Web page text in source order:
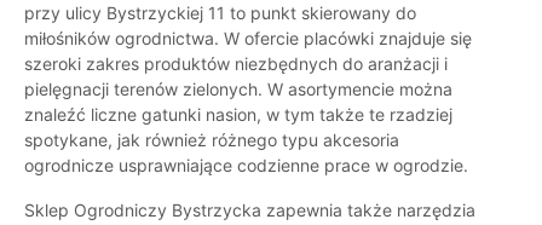
przy ulicy Bystrzyckiej 11 to punkt skierowany do
miłośników ogrodnictwa. W ofercie placówki znajduje się
szeroki zakres produktów niezbędnych do aranżacji i
pielęgnacji terenów zielonych. W asortymencie można
znaleźć liczne gatunki nasion, w tym także te rzadziej
spotykane, jak również różnego typu akcesoria
ogrodnicze usprawniające codzienne prace w ogrodzie.
Sklep Ogrodniczy Bystrzycka zapewnia także narzędzia